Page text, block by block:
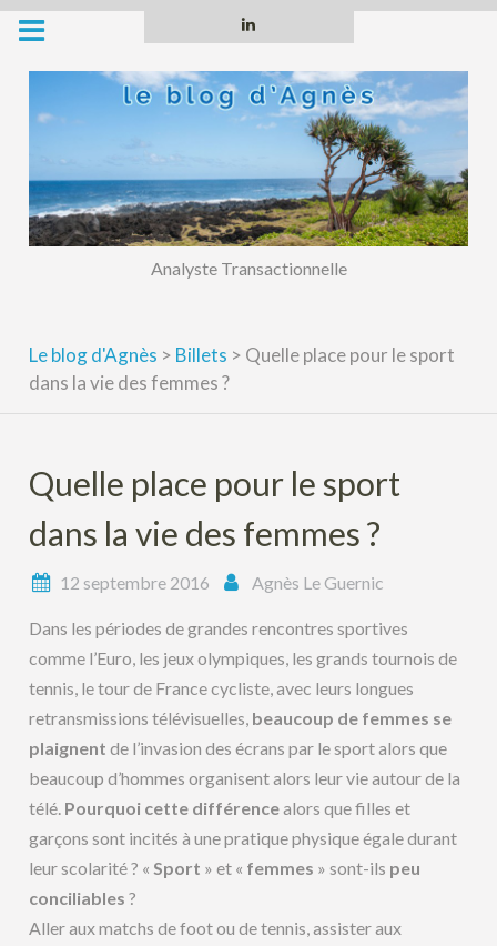
Skip
content
Analyste Transactionnelle
Le blog d'Agnès > Billets > Quelle place pour le sport
dans la vie des femmes ?
Quelle place pour le sport
dans la vie des femmes ?
12 septembre 2016 Agnès Le Guernic
Dans les périodes de grandes rencontres sportives
comme l’Euro, les jeux olympiques, les grands tournois de
tennis, le tour de France cycliste, avec leurs longues
retransmissions télévisuelles, beaucoup de femmes se
plaignent de l’invasion des écrans par le sport alors que
beaucoup d’hommes organisent alors leur vie autour de la
télé. Pourquoi cette différencealors que filles et
garçons sont incités à une pratique physique égale durant
leur scolarité ? «Sport » et « femmes » sont-ils peu
conciliables ?
Aller aux matchs de foot ou de tennis, assister aux